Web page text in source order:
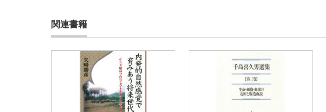
関連書籍